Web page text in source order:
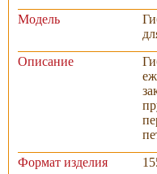
Модель
Описание
Формат изделия